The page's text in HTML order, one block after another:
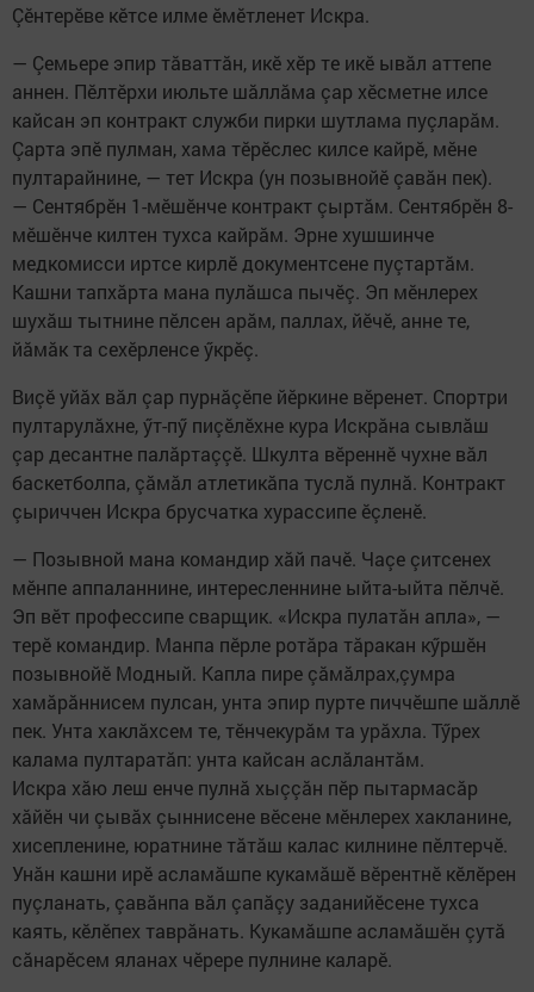
Çӗнтерӗве кӗтсе илме ӗмӗтленет Искра.
— Çемьере эпир тăваттăн, икӗ хӗр те икӗ ывăл аттепе
аннен. Пӗлтӗрхи июльте шăллăма çар хӗсметне илсе
кайсан эп контракт служби пирки шутлама пуçларăм.
Çарта эпӗ пулман, хама тӗрӗслес килсе кайрӗ, мӗне
пултарайнине, — тет Искра (ун позывнойӗ çавăн пек).
— Сентябрӗн 1-мӗшӗнче контракт çыртăм. Сентябрӗн 8-
мӗшӗнче килтен тухса кайрăм. Эрне хушшинче
медкомисси иртсе кирлӗ документсене пуçтартăм.
Кашни тапхăрта мана пулăшса пычӗç. Эп мӗнлерех
шухăш тытнине пӗлсен арăм, паллах, йӗчӗ, анне те,
йăмăк та сехӗрленсе ӳкрӗç.
Виçӗ уйăх вăл çар пурнăçӗпе йӗркине вӗренет. Спортри
пултарулăхне, ӳт-пӳ пиçӗлӗхне кура Искрăна сывлăш
çар десантне палăртаççӗ. Шкулта вӗреннӗ чухне вăл
баскетболпа, çăмăл атлетикăпа туслă пулнă. Контракт
çыриччен Искра брусчатка хурассипе ӗçленӗ.
— Позывной мана командир хăй пачӗ. Чаçе çитсенех
мӗнпе аппаланнине, интересленнине ыйта-ыйта пӗлчӗ.
Эп вӗт профессипе сварщик. «Искра пулатăн апла», —
терӗ командир. Манпа пӗрле ротăра тăракан кӳршӗн
позывнойӗ Модный. Капла пире çăмăлрах,çумра
хамăрăннисем пулсан, унта эпир пурте пиччӗшпе шăллӗ
пек. Унта хаклăхсем те, тӗнчекурăм та урăхла. Тӳрех
калама пултаратăп: унта кайсан аслăлантăм.
Искра хăю леш енче пулнă хыççăн пӗр пытармасăр
хăйӗн чи çывăх çыннисене вӗсене мӗнлерех хакланине,
хисепленине, юратнине тăтăш калас килнине пӗлтерчӗ.
Унăн кашни ирӗ асламăшпе кукамăшӗ вӗрентнӗ кӗлӗрен
пуçланать, çавăнпа вăл çапăçу заданийӗсене тухса
каять, кӗлӗпех таврăнать. Кукамăшпе асламăшӗн çутă
сăнарӗсем яланах чӗрере пулнине каларӗ.